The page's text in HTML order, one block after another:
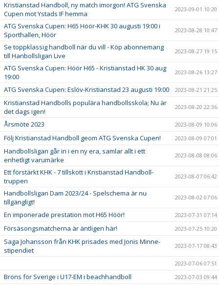
Kristianstad Handboll, ny match imorgon! ATG Svenska
Cupen mot Ystads IF hemma
2023-09-01 10:20
ATG Svenska Cupen: H65 Höör-KHK 30 augusti 19:00 i
Sporthallen, Höör
2023-08-28 10:47
Se toppklassig handboll när du vill - Köp abonnemang
till Hanbollsligan Live
2023-08-27 19:15
ATG Svenska Cupen: Höör H65 - Kristianstad HK 30 aug
19:00
2023-08-26 13:27
ATG Svenska Cupen: Eslöv-Kristianstad 23 augusti 19:00 2023-08-21 21:25
Kristianstad Handbolls populära handbollsskola; Nu är
det dags igen!
2023-08-20 22:36
Årsmöte 2023 2023-08-09 10:06
Följ Kristianstad Handboll geom ATG Svenska Cupen! 2023-08-09 07:01
Handbollsligan går in i en ny era, samlar allt i ett
enhetligt varumärke
2023-08-08 08:06
Ett förstärkt KHK - 7 tillskott i Kristianstad Handboll-
truppen
2023-08-07 06:42
Handbollsligan Dam 2023/24 - Spelschema är nu
tillgängligt!
2023-08-02 07:06
En imponerade prestation mot H65 Höör! 2023-07-31 07:14
Försäsongsmatcherna är äntligen här! 2023-07-25 10:20
Saga Johansson från KHK prisades med Jonis Minne-
stipendiet
2023-07-17 08:43
2023-07-06 07:51
Brons för Sverige i U17-EM i beachhandboll 2023-07-03 09:44